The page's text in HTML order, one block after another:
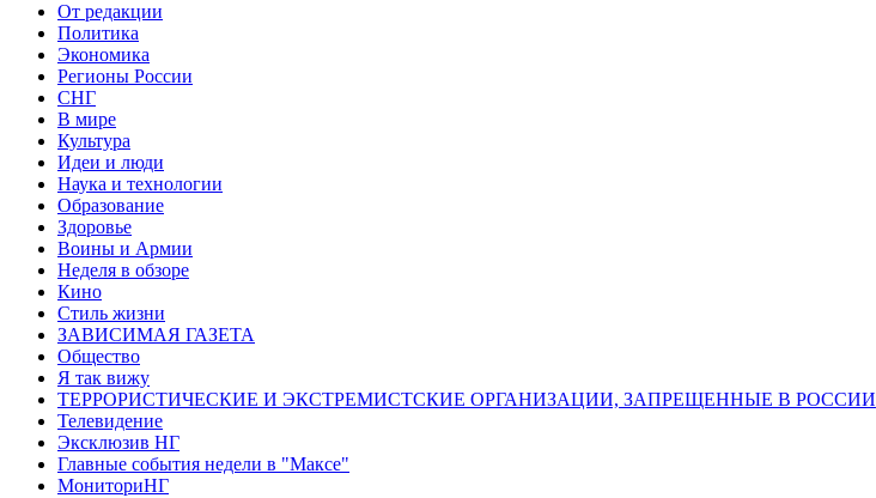
От редакции
Политика
Экономика
Регионы России
СНГ
В мире
Культура
Идеи и люди
Наука и технологии
Образование
Здоровье
Воины и Армии
Неделя в обзоре
Кино
Стиль жизни
ЗАВИСИМАЯ ГАЗЕТА
Общество
Я так вижу
ТЕРРОРИСТИЧЕСКИЕ И ЭКСТРЕМИСТСКИЕ ОРГАНИЗАЦИИ, ЗАПРЕЩЕННЫЕ В РОССИИ
Телевидение
Эксклюзив НГ
Главные события недели в "Максе"
МониториНГ